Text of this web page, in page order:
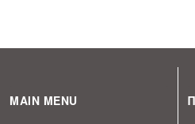
MAIN MENU